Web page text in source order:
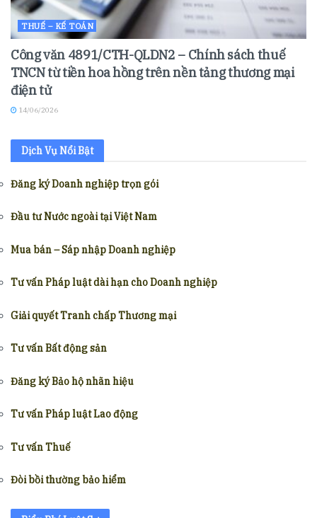
THUẾ – KẾ TOÁN
Công văn 4891/CTH-QLDN2 – Chính sách thuế
TNCN từ tiền hoa hồng trên nền tảng thương mại
điện tử
14/06/2026
Dịch Vụ Nổi Bật
Đăng ký Doanh nghiệp trọn gói
Đầu tư Nước ngoài tại Việt Nam
Mua bán – Sáp nhập Doanh nghiệp
Tư vấn Pháp luật dài hạn cho Doanh nghiệp
Giải quyết Tranh chấp Thương mại
Tư vấn Bất động sản
Đăng ký Bảo hộ nhãn hiệu
Tư vấn Pháp luật Lao động
Tư vấn Thuế
Đòi bồi thường bảo hiểm